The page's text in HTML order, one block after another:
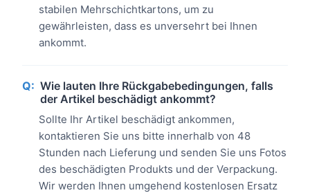
stabilen Mehrschichtkartons, um zu
gewährleisten, dass es unversehrt bei Ihnen
ankommt.
Q: Wie lauten Ihre Rückgabebedingungen, falls
der Artikel beschädigt ankommt?
Sollte Ihr Artikel beschädigt ankommen,
kontaktieren Sie uns bitte innerhalb von 48
Stunden nach Lieferung und senden Sie uns Fotos
des beschädigten Produkts und der Verpackung.
Wir werden Ihnen umgehend kostenlosen Ersatz